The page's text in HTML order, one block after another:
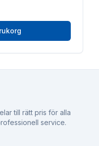
till rätt pris för alla
service.